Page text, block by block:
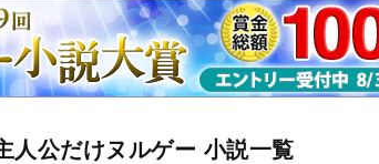
人公だけヌルゲー 小説一覧